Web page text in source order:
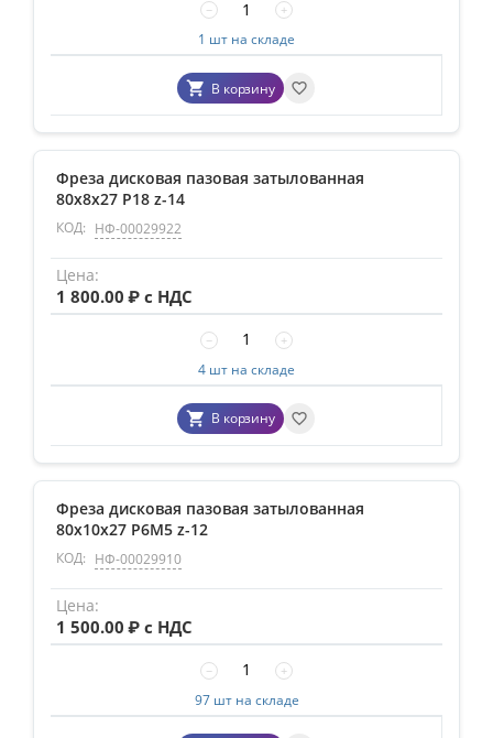
+
−
1 шт на складе
В корзину
Фреза дисковая пазовая затылованная
80х8х27 Р18 z-14
КОД: НФ-00029922
1 800.00 ₽ с НДС
+
−
4 шт на складе
В корзину
Фреза дисковая пазовая затылованная
80х10х27 Р6М5 z-12
КОД: НФ-00029910
1 500.00 ₽ с НДС
+
−
97 шт на складе